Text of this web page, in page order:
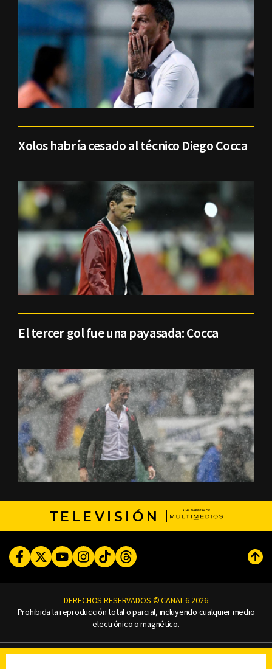
Xolos habría cesado al técnico Diego Cocca
El tercer gol fue una payasada: Cocca
TELEVISIÓN
FacebookTwitterYoutubeInstagram
TikTokThreads
DERECHOS RESERVADOS © CANAL 6 2026
Prohibida la reproducción total o parcial, incluyendo cualquier medio
electrónico o magnético.